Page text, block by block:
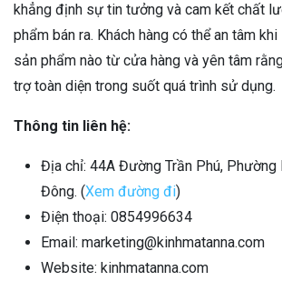
khẳng định sự tin tưởng và cam kết chất
phẩm bán ra. Khách hàng có thể an tâm
sản phẩm nào từ cửa hàng và yên tâm
trợ toàn diện trong suốt quá trình sử dụng.
Thông tin liên hệ:
Địa chỉ: 44A Đường Trần Phú, Phường
Đông. (Xem đường đi)
Điện thoại: 0854996634
Email: marketing@kinhmatanna.com
Website: kinhmatanna.com